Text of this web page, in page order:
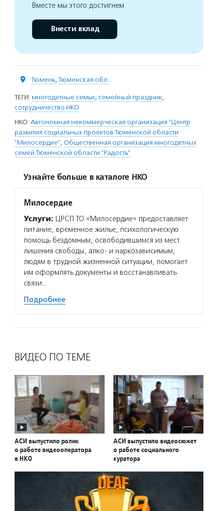
Вместе мы этого достигнем
Внести вклад
Тюмень, Тюменская обл.
ТЕГИ: многодетные семьи, семейный праздник,
сотрудничество НКО
НКО: Автономная некоммерческая организация "Центр
развития социальных проектов Тюменской области
"Милосердие", Общественная организация многодетных
семей Тюменской области "Радость"
Узнайте больше в каталоге НКО
Милосердие
Услуги: ЦРСП ТО «Милосердие» предоставляет
питание, временное жилье, психологическую
помощь бездомным, освободившимся из мест
лишения свободы, алко- и наркозависимым,
людям в трудной жизненной ситуации, помогает
им оформлять документы и восстанавливать
связи…
Подробнее
ВИДЕО ПО ТЕМЕ
АСИ выпустило ролик
о работе видеооператора
в НКО
АСИ выпустило видеосюжет
о работе социального
куратора